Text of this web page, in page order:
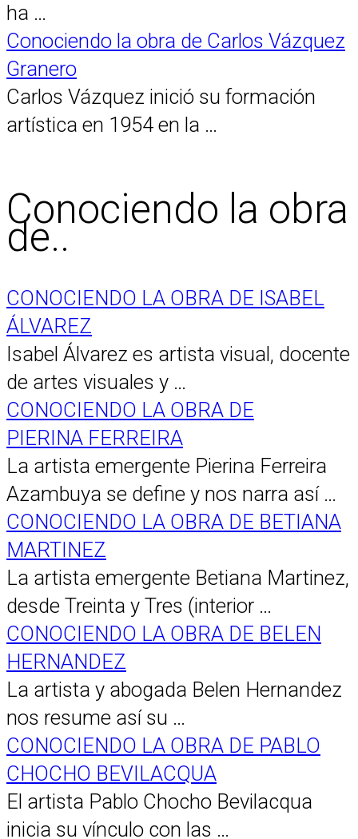
ha …
Conociendo la obra de Carlos Vázquez
Granero
Carlos Vázquez inició su formación
artística en 1954 en la …
Conociendo la obra
de..
CONOCIENDO LA OBRA DE ISABEL
ÁLVAREZ
Isabel Álvarez es artista visual, docente
de artes visuales y …
CONOCIENDO LA OBRA DE
PIERINA FERREIRA
La artista emergente Pierina Ferreira
Azambuya se define y nos narra así …
CONOCIENDO LA OBRA DE BETIANA
MARTINEZ
La artista emergente Betiana Martinez,
desde Treinta y Tres (interior …
CONOCIENDO LA OBRA DE BELEN
HERNANDEZ
La artista y abogada Belen Hernandez
nos resume así su …
CONOCIENDO LA OBRA DE PABLO
CHOCHO BEVILACQUA
El artista Pablo Chocho Bevilacqua
inicia su vínculo con las …